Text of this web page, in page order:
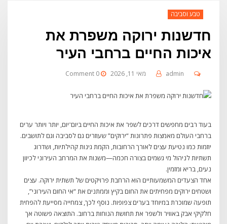
טבע וסביבה
חדשנות ירוקה משפרת את
איכות החיים ברחבי העיר
מאי 11, 2026 admin
0 Comment
בעוד רבים מחפשים דרכים לשפר את איכות החיים ביום־יום, יותר ויותר ערים
ברחבי העולם מאמצות פתרונות “ירוקים” שעוזרים גם לסביבה וגם לתושבים.
יוזמות כמו נטיעת עצים לאורך הרחובות, הקמת גינות קהילתיות, ושדרוג
תשתיות לניהול מי גשמים בצורה חכמה—משנות את המרחב העירוני לכיוון
נעים, בריא ומזמין.
אחד הצעדים המשמעותיים הוא הרחבת פרויקטים של תשתית ירוקה. עצים
ושטחים ירוקים מפחיתים את החום בקיץ וממתנים את “אי החום העירוני”,
תופעה שמוכרת במיוחד בערים צפופות. נוסף לכך, צמחייה מסייעת להפחית
חלקיקי אבק באוויר ולשפר את תחושת הנוחות ברחוב. התוצאה פשוטה אך